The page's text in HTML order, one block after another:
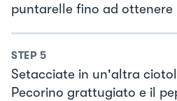
puntarelle fino ad ottenere
STEP 5
Setacciate in un'altra
Pecorino grattugiato e il